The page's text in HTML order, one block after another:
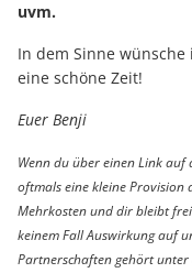
uvm.
In dem Sinne
eine schöne Zeit!
Euer Benji
Wenn du über einen Link
oftmals eine kleine Provision
Mehrkosten und dir bleibt
keinem Fall Auswirkung auf
Partnerschaften gehört unter